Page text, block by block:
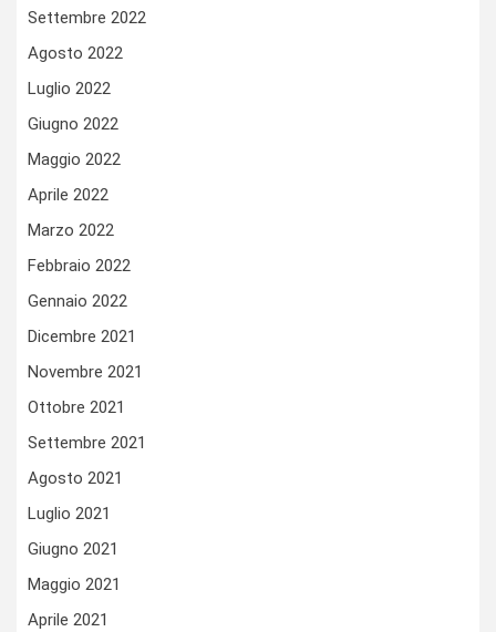
Settembre 2022
Agosto 2022
Luglio 2022
Giugno 2022
Maggio 2022
Aprile 2022
Marzo 2022
Febbraio 2022
Gennaio 2022
Dicembre 2021
Novembre 2021
Ottobre 2021
Settembre 2021
Agosto 2021
Luglio 2021
Giugno 2021
Maggio 2021
Aprile 2021